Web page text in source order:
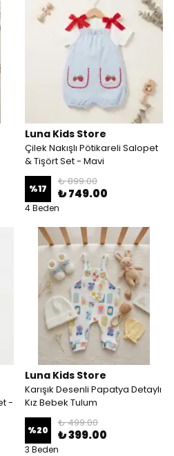
Luna Kids Store
Çilek Nakışlı Pötikareli Salopet
& Tişört Set - Mavi
%17
₺ 899.00
₺ 749.00
4 Beden
-
Luna Kids Store
Karışık Desenli Papatya Detaylı
Kız Bebek Tulum
%20
₺ 499.00
₺ 399.00
3 Beden